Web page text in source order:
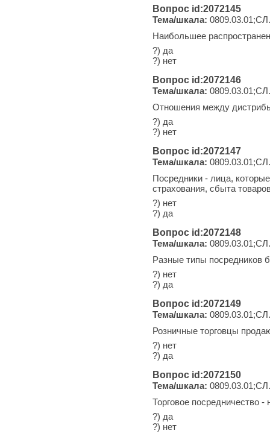
Вопрос id:2072145
Тема/шкала:
Наибольшее
?) да
?) нет
Вопрос id:2072146
Тема/шкала:
Отношения между
?) да
?) нет
Вопрос id:2072147
Тема/шкала:
Посредники - лица,
страхования, сбыта
?) нет
?) да
Вопрос id:2072148
Тема/шкала:
Разные типы посредников
?) нет
?) да
Вопрос id:2072149
Тема/шкала:
Розничные торговцы
?) нет
?) да
Вопрос id:2072150
Тема/шкала:
Торговое посредничество
?) да
?) нет